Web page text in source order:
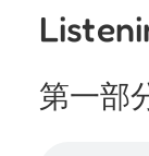
第一部